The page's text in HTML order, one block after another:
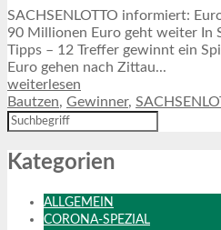
SACHSENLOTTO informiert:
90 Millionen Euro geht weiter In
Tipps – 12 Treffer gewinnt ein
Euro gehen nach Zittau...
weiterlesen
Bautzen, Gewinner,
Kategorien
ALLGEMEIN
CORONA-SPEZIAL